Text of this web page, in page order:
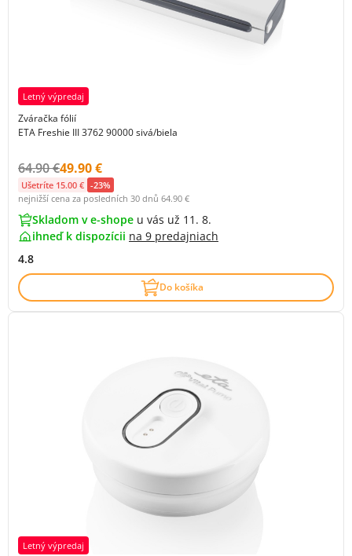
Letný výpredaj
Zváračka fólií
ETA Freshie III 3762 90000 sivá/biela
Původní cena s DPH:
64.90 €Cena s DPH:
49.90 €
Ušetríte 15.00 € -23%
nejnižší cena za posledních 30 dnů 64.90 €
Skladom v e-shope u vás už 11. 8.
ihneď k dispozícii na 9 predajniach
4.8
Do košíka
Letný výpredaj